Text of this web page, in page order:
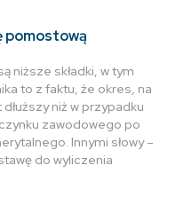
pomostową
niższe składki, w tym
to z faktu, że okres, na
niż w przypadku
zawodowego po
Innymi słowy –
do wyliczenia